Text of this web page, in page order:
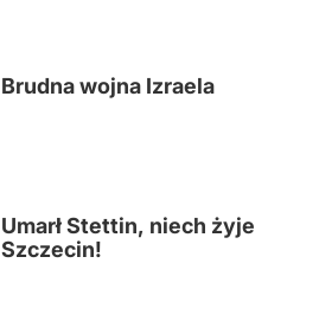
Brudna wojna Izraela
Umarł Stettin, niech żyje
Szczecin!